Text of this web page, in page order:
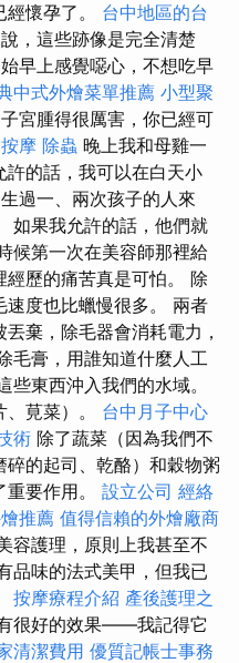
懷孕了。 台中地區的台
，這些跡像是完全清楚
早上感覺噁心，不想吃早
中式外燴菜單推薦 小型聚
宮腫得很厲害，你已經可
摩 除蟲 晚上我和母雞一
許的話，我可以在白天小
過一、兩次孩子的人來
如果我允許的話，他們就
候第一次在美容師那裡給
歷的痛苦真是可怕。 除
度也比蠟慢很多。 兩者
棄，除毛器會消耗電力，
毛膏，用誰知道什麼人工
東西沖入我們的水域。
莧菜）。 台中月子中心
術 除了蔬菜（因為我們不
的起司、乾酪）和穀物粥
重要作用。 設立公司 經絡
推薦 值得信賴的外燴廠商
容護理，原則上我甚至不
品味的法式美甲，但我已
按摩療程介紹 產後護理之
很好的效果——我記得它
清潔費用 優質記帳士事務